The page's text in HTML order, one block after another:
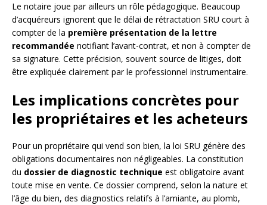
Le notaire joue par ailleurs un rôle pédagogique. Beaucoup
d’acquéreurs ignorent que le délai de rétractation SRU court à
compter de la première présentation de la lettre
recommandée notifiant l’avant-contrat, et non à compter de
sa signature. Cette précision, souvent source de litiges, doit
être expliquée clairement par le professionnel instrumentaire.
Les implications concrètes pour
les propriétaires et les acheteurs
Pour un propriétaire qui vend son bien, la loi SRU génère des
obligations documentaires non négligeables. La constitution
du dossier de diagnostic technique est obligatoire avant
toute mise en vente. Ce dossier comprend, selon la nature et
l’âge du bien, des diagnostics relatifs à l’amiante, au plomb,